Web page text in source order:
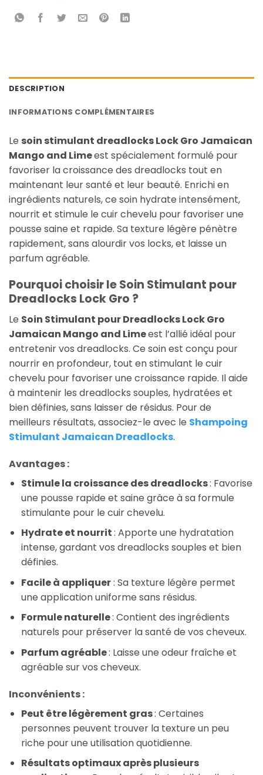
DESCRIPTION
INFORMATIONS COMPLÉMENTAIRES
Le soin stimulant dreadlocks Lock Gro Jamaican
Mango and Limeest spécialement formulé pour
favoriser la croissance des dreadlocks tout en
maintenant leur santé et leur beauté. Enrichi en
ingrédients naturels, ce soin hydrate intensément,
nourrit et stimule le cuir chevelu pour favoriser une
pousse saine et rapide. Sa texture légère pénètre
rapidement, sans alourdir vos locks, et laisse un
parfum agréable.
Pourquoi choisir le Soin Stimulant pour
Dreadlocks Lock Gro ?
Le Soin Stimulant pour Dreadlocks Lock Gro
Jamaican Mango and Limeest l’allié idéal pour
entretenir vos dreadlocks. Ce soin est conçu pour
nourrir en profondeur, tout en stimulant le cuir
chevelu pour favoriser une croissance rapide. Il aide
à maintenir les dreadlocks souples, hydratées et
bien définies, sans laisser de résidus. Pour de
meilleurs résultats, associez-le avec le Shampoing
Stimulant Jamaican Dreadlocks.
Avantages :
Stimule la croissance des dreadlocks: Favorise
une pousse rapide et saine grâce à sa formule
stimulante pour le cuir chevelu.
Hydrate et nourrit: Apporte une hydratation
intense, gardant vos dreadlocks souples et bien
définies.
Facile à appliquer: Sa texture légère permet
une application uniforme sans résidus.
Formule naturelle: Contient des ingrédients
naturels pour préserver la santé de vos cheveux.
Parfum agréable: Laisse une odeur fraîche et
agréable sur vos cheveux.
Inconvénients :
Peut être légèrement gras: Certaines
personnes peuvent trouver la texture un peu
riche pour une utilisation quotidienne.
Résultats optimaux après plusieurs